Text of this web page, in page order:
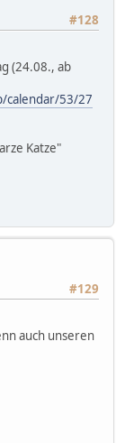
#128
(24.08., ab
calendar/53/27
Katze"
#129
auch unseren